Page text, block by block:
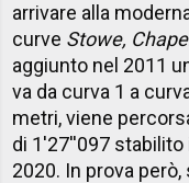
arrivare alla
curve Stowe,
aggiunto nel 2011
va da curva 1 a
metri, viene
di 1'27''097 stabilito
2020. In prova